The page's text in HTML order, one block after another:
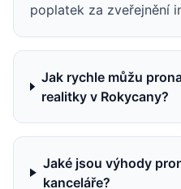
poplatek za zveřejnění
Jak rychle můžu
realitky v Rokycany?
Jaké jsou výhody
kanceláře?